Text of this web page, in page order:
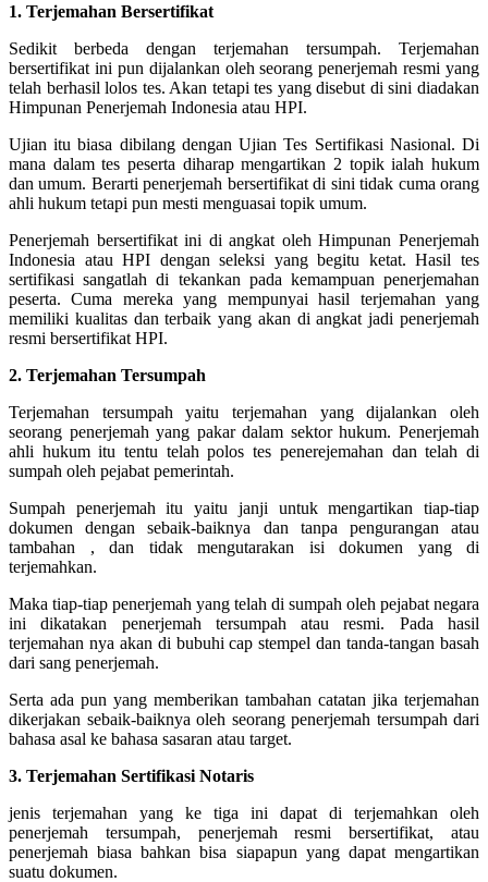
1. Terjemahan Bersertifikat
Sedikit berbeda dengan terjemahan tersumpah. Terjemahan
bersertifikat ini pun dijalankan oleh seorang penerjemah resmi yang
telah berhasil lolos tes. Akan tetapi tes yang disebut di sini diadakan
Himpunan Penerjemah Indonesia atau HPI.
Ujian itu biasa dibilang dengan Ujian Tes Sertifikasi Nasional. Di
mana dalam tes peserta diharap mengartikan 2 topik ialah hukum
dan umum. Berarti penerjemah bersertifikat di sini tidak cuma orang
ahli hukum tetapi pun mesti menguasai topik umum.
Penerjemah bersertifikat ini di angkat oleh Himpunan Penerjemah
Indonesia atau HPI dengan seleksi yang begitu ketat. Hasil tes
sertifikasi sangatlah di tekankan pada kemampuan penerjemahan
peserta. Cuma mereka yang mempunyai hasil terjemahan yang
memiliki kualitas dan terbaik yang akan di angkat jadi penerjemah
resmi bersertifikat HPI.
2. Terjemahan Tersumpah
Terjemahan tersumpah yaitu terjemahan yang dijalankan oleh
seorang penerjemah yang pakar dalam sektor hukum. Penerjemah
ahli hukum itu tentu telah polos tes penerejemahan dan telah di
sumpah oleh pejabat pemerintah.
Sumpah penerjemah itu yaitu janji untuk mengartikan tiap-tiap
dokumen dengan sebaik-baiknya dan tanpa pengurangan atau
tambahan , dan tidak mengutarakan isi dokumen yang di
terjemahkan.
Maka tiap-tiap penerjemah yang telah di sumpah oleh pejabat negara
ini dikatakan penerjemah tersumpah atau resmi. Pada hasil
terjemahan nya akan di bubuhi cap stempel dan tanda-tangan basah
dari sang penerjemah.
Serta ada pun yang memberikan tambahan catatan jika terjemahan
dikerjakan sebaik-baiknya oleh seorang penerjemah tersumpah dari
bahasa asal ke bahasa sasaran atau target.
3. Terjemahan Sertifikasi Notaris
jenis terjemahan yang ke tiga ini dapat di terjemahkan oleh
penerjemah tersumpah, penerjemah resmi bersertifikat, atau
penerjemah biasa bahkan bisa siapapun yang dapat mengartikan
suatu dokumen.